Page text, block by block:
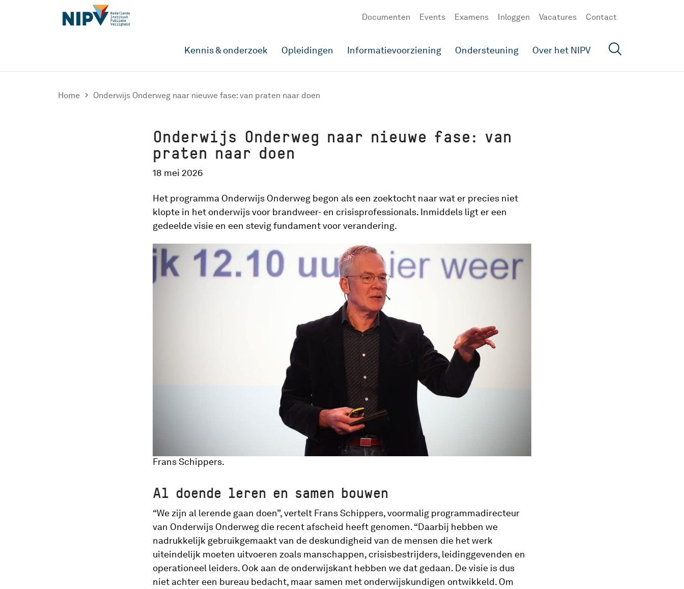
Documenten Events Examens Inloggen Vacatures Contact
Kennis & onderzoek Opleidingen Informatievoorziening Ondersteuning Over het NIPV
Home  Onderwijs Onderweg naar nieuwe fase: van praten naar doen
Onderwijs Onderweg naar nieuwe fase: van
praten naar doen
18 mei 2026
Het programma Onderwijs Onderweg begon als een zoektocht naar wat er precies niet
klopte in het onderwijs voor brandweer- en crisisprofessionals. Inmiddels ligt er een
gedeelde visie en een stevig fundament voor verandering.
Frans Schippers.
Al doende leren en samen bouwen
“We zijn al lerende gaan doen”, vertelt Frans Schippers, voormalig programmadirecteur
van Onderwijs Onderweg die recent afscheid heeft genomen. “Daarbij hebben we
nadrukkelijk gebruikgemaakt van de deskundigheid van de mensen die het werk
uiteindelijk moeten uitvoeren zoals manschappen, crisisbestrijders, leidinggevenden en
operationeel leiders. Ook aan de onderwijskant hebben we dat gedaan. De visie is dus
niet achter een bureau bedacht, maar samen met onderwijskundigen ontwikkeld. Om